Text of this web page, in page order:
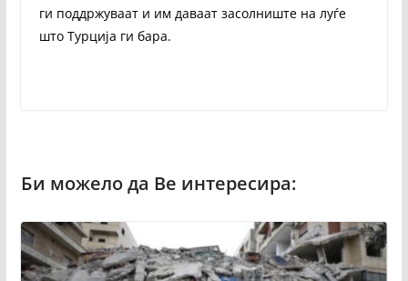
ги поддржуваат и им даваат засолниште на луѓе
што Турција ги бара.